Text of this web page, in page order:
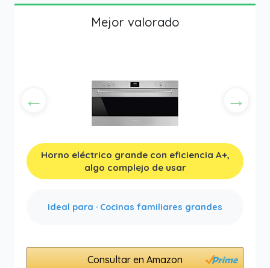
Mejor valorado
Horno eléctrico grande con eficiencia A+,
algo complejo de usar
Ideal para · Cocinas familiares grandes
Consultar en Amazon
← →